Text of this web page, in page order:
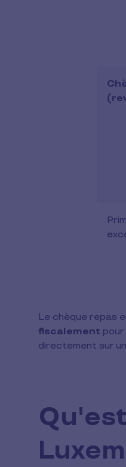
Le chèque repas
fiscalement
directement sur